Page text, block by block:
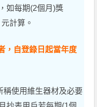
如每期(2個月)獎
計算。
，自登錄日起當年度
稱使用維生器材及必要